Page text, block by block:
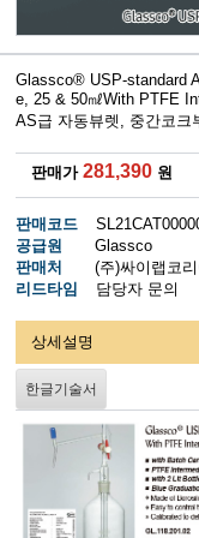
Glassco® USP-standard
e, 25 & 50㎖With PTFE
AS급 자동뷰렛, 중간코크
판매가281,390 원
판매코드
공급원
Glassco
판매처
(주)싸이랩코
리드타임
담당자 문의
상세설명
한글기술서